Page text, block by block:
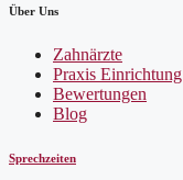
Über Uns
Zahnärzte
Praxis Einrichtung
Bewertungen
Blog
Sprechzeiten